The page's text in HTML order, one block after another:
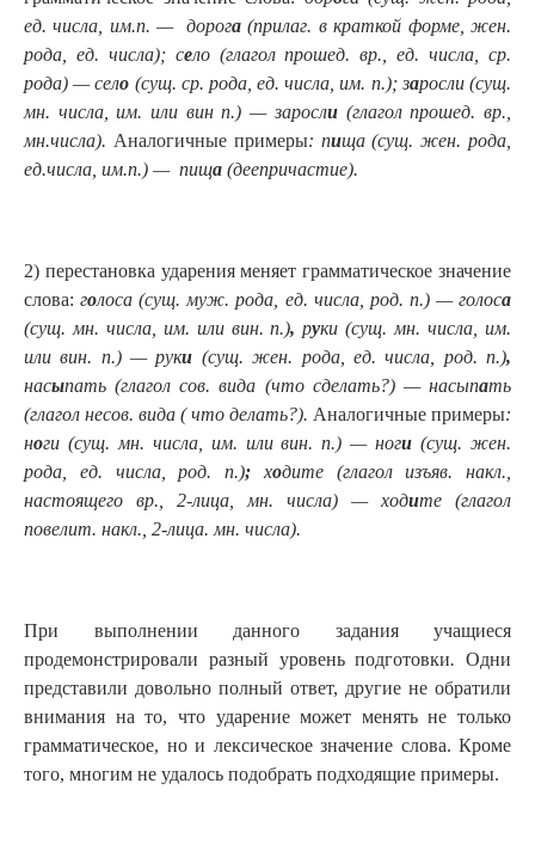
ед. числа, им.п. — дорога(прилаг. в краткой форме, жен.
рода, ед. числа); село (глагол прошед. вр., ед. числа, ср.
рода) — село (сущ. ср. рода, ед. числа, им. п.); заросли (сущ.
мн. числа, им. или вин п.) — заросли (глагол прошед. вр.,
мн.числа). Аналогичные примеры: пища (сущ. жен. рода,
ед.числа, им.п.) — пища (деепричастие).
2) перестановка ударения меняет грамматическое значение
слова:голоса (сущ. муж. рода, ед. числа, род. п.) — голоса
(сущ. мн. числа, им. или вин. п.),руки (сущ. мн. числа, им.
или вин. п.) — руки (сущ. жен. рода, ед. числа, род. п.),
насыпать (глагол сов. вида (что сделать?) — насыпать
(глагол несов. вида ( что делать?). Аналогичные примеры:
ноги (сущ. мн. числа, им. или вин. п.) — ноги(сущ. жен.
рода, ед. числа, род. п.); ходите (глагол изъяв. накл.,
настоящего вр., 2-лица, мн. числа) — ходите (глагол
повелит. накл., 2-лица. мн. числа).
При выполнении данного задания учащиеся
продемонстрировали разный уровень подготовки. Одни
представили довольно полный ответ, другие не обратили
внимания на то, что ударение может менять не только
грамматическое, но и лексическое значение слова. Кроме
того, многим не удалось подобрать подходящие примеры.